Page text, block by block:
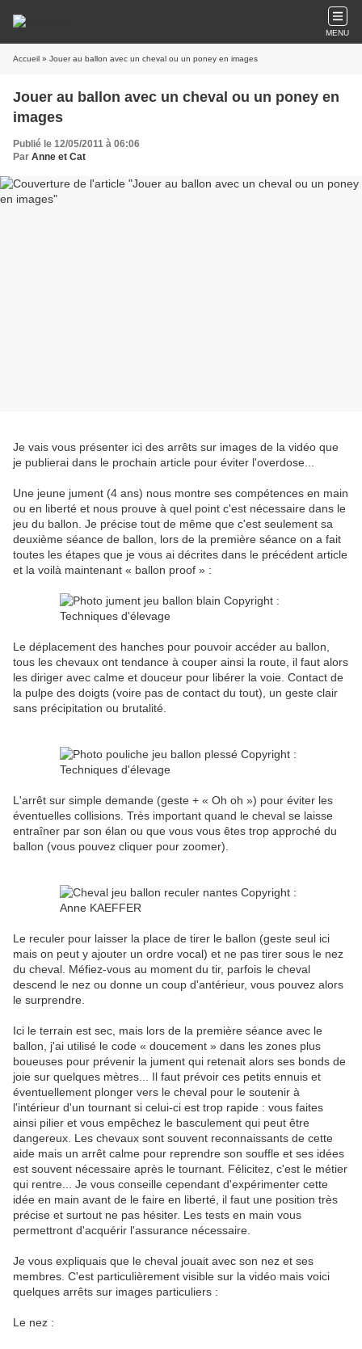
MENU
Accueil » Jouer au ballon avec un cheval ou un poney en images
Jouer au ballon avec un cheval ou un poney en
images
Publié le 12/05/2011 à 06:06
Par Anne et Cat
Je vais vous présenter ici des arrêts sur images de la vidéo que
je publierai dans le prochain article pour éviter l'overdose...
Une jeune jument (4 ans) nous montre ses compétences en main
ou en liberté et nous prouve à quel point c'est nécessaire dans le
jeu du ballon. Je précise tout de même que c'est seulement sa
deuxième séance de ballon, lors de la première séance on a fait
toutes les étapes que je vous ai décrites dans le précédent article
et la voilà maintenant « ballon proof » :
Le déplacement des hanches pour pouvoir accéder au ballon,
tous les chevaux ont tendance à couper ainsi la route, il faut alors
les diriger avec calme et douceur pour libérer la voie. Contact de
la pulpe des doigts (voire pas de contact du tout), un geste clair
sans précipitation ou brutalité.
L'arrêt sur simple demande (geste + « Oh oh ») pour éviter les
éventuelles collisions. Très important quand le cheval se laisse
entraîner par son élan ou que vous vous êtes trop approché du
ballon (vous pouvez cliquer pour zoomer).
Le reculer pour laisser la place de tirer le ballon (geste seul ici
mais on peut y ajouter un ordre vocal) et ne pas tirer sous le nez
du cheval. Méfiez-vous au moment du tir, parfois le cheval
descend le nez ou donne un coup d'antérieur, vous pouvez alors
le surprendre.
Ici le terrain est sec, mais lors de la première séance avec le
ballon, j'ai utilisé le code « doucement » dans les zones plus
boueuses pour prévenir la jument qui retenait alors ses bonds de
joie sur quelques mètres... Il faut prévoir ces petits ennuis et
éventuellement plonger vers le cheval pour le soutenir à
l'intérieur d'un tournant si celui-ci est trop rapide : vous faites
ainsi pilier et vous empêchez le basculement qui peut être
dangereux. Les chevaux sont souvent reconnaissants de cette
aide mais un arrêt calme pour reprendre son souffle et ses idées
est souvent nécessaire après le tournant. Félicitez, c'est le métier
qui rentre... Je vous conseille cependant d'expérimenter cette
idée en main avant de le faire en liberté, il faut une position très
précise et surtout ne pas hésiter. Les tests en main vous
permettront d'acquérir l'assurance nécessaire.
Je vous expliquais que le cheval jouait avec son nez et ses
membres. C'est particulièrement visible sur la vidéo mais voici
quelques arrêts sur images particuliers :
Le nez :